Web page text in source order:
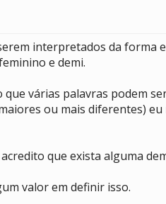
interpretados da
e demi.
várias palavras podem
ou mais diferentes)
que exista alguma
valor em definir isso.